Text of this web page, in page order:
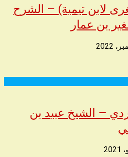
لابن تيمية) – الشرح
بن عمار
– الشيخ عبيد بن